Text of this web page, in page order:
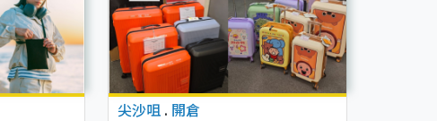
尖沙咀 . 開倉